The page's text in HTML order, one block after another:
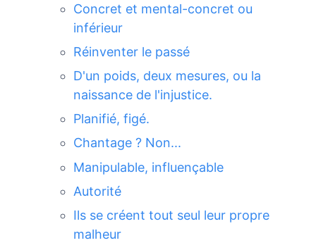
Concret et mental-concret ou
inférieur
Réinventer le passé
D'un poids, deux mesures, ou la
naissance de l'injustice.
Planifié, figé.
Chantage ? Non...
Manipulable, influençable
Autorité
Ils se créent tout seul leur propre
malheur